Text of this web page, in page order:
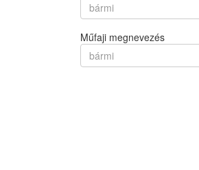
bármi
Műfaji megnevezés
bármi